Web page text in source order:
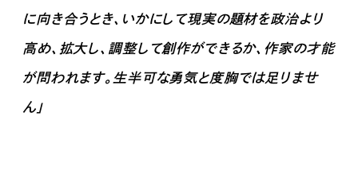
に向き合うとき、いかにして現実の題材を政治より
高め、拡大し、調整して創作ができるか、作家の才能
が問われます。生半可な勇気と度胸では足りませ
ん」